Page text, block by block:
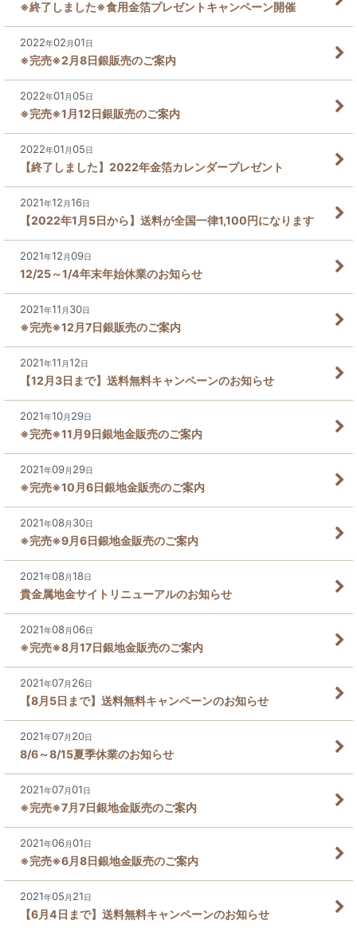
※終了しました※食用金箔プレゼントキャンペーン開催
2022年02 月01日
※完売※2月8日銀販売のご案内
2022年01 月05日
※完売※1月12日銀販売のご案内
2022年01 月05日
【終了しました】2022年金箔カレンダープレゼント
2021年12 月16日
【2022年1月5日から】送料が全国一律1,100円になります
2021年12 月09日
12/25～1/4年末年始休業のお知らせ
2021年11 月 30日
※完売※12月7日銀販売のご案内
2021年11 月12日
【12月3日まで】送料無料キャンペーンのお知らせ
2021年10月 29日
※完売※11月9日銀地金販売のご案内
2021年09月 29日
※完売※10月6日銀地金販売のご案内
2021年08月 30日
※完売※9月6日銀地金販売のご案内
2021年08月18日
貴金属地金サイトリニューアルのお知らせ
2021年08月06日
※完売※8月17日銀地金販売のご案内
2021年07月 26日
【8月5日まで】送料無料キャンペーンのお知らせ
2021年07月 20日
8/6～8/15夏季休業のお知らせ
2021年07月01日
※完売※7月7日銀地金販売のご案内
2021年06月01日
※完売※6月8日銀地金販売のご案内
2021年05 月 21日
【6月4日まで】送料無料キャンペーンのお知らせ